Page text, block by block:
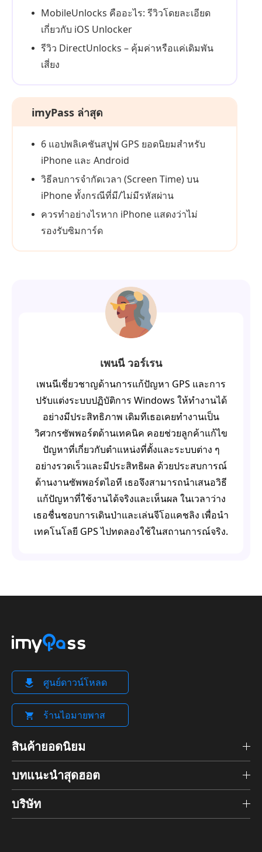
MobileUnlocks คืออะไร: รีวิวโดยละเอียด
เกี่ยวกับ iOS Unlocker
รีวิว DirectUnlocks – คุ้มค่าหรือแค่เดิมพัน
เสี่ยง
imyPass ล่าสุด
6 แอปพลิเคชันสปูฟ GPS ยอดนิยมสำหรับ
iPhone และ Android
วิธีลบการจำกัดเวลา (Screen Time) บน
iPhone ทั้งกรณีที่มี/ไม่มีรหัสผ่าน
ควรทำอย่างไรหาก iPhone แสดงว่าไม่
รองรับซิมการ์ด
เพนนี วอร์เรน
เพนนีเชี่ยวชาญด้านการแก้ปัญหา GPS และการ
ปรับแต่งระบบปฏิบัติการ Windows ให้ทำงานได้
อย่างมีประสิทธิภาพ เดิมทีเธอเคยทำงานเป็น
วิศวกรซัพพอร์ตด้านเทคนิค คอยช่วยลูกค้าแก้ไข
ปัญหาที่เกี่ยวกับตำแหน่งที่ตั้งและระบบต่าง ๆ
อย่างรวดเร็วและมีประสิทธิผล ด้วยประสบการณ์
ด้านงานซัพพอร์ตไอที เธอจึงสามารถนำเสนอวิธี
แก้ปัญหาที่ใช้งานได้จริงและเห็นผล ในเวลาว่าง
เธอชื่นชอบการเดินป่าและเล่นจีโอแคชลิง เพื่อนำ
เทคโนโลยี GPS ไปทดลองใช้ในสถานการณ์จริง.
ศูนย์ดาวน์โหลด
ร้านไอมายพาส
สินค้ายอดนิยม
บทแนะนำสุดฮอต
บริษัท